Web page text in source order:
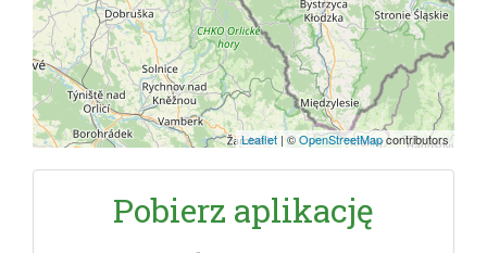
Leaflet | ©OpenStreetMapcontributors
Pobierz aplikację